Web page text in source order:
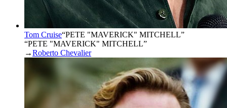
Tom Cruise“PETE "MAVERICK" MITCHELL”
“PETE "MAVERICK" MITCHELL”
→Roberto Chevalier